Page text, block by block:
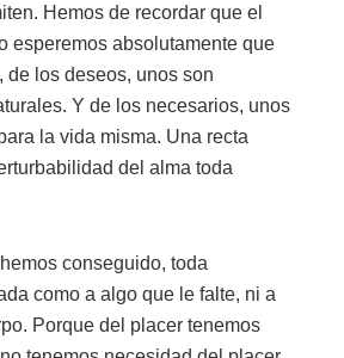
Hemos de recordar que el
esperemos absolutamente que
los deseos, unos son
Y de los necesarios, unos
la vida misma. Una recta
del alma toda
conseguido, toda
como a algo que le falte, ni a
Porque del placer tenemos